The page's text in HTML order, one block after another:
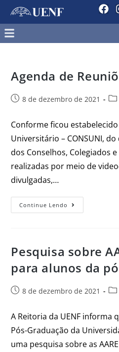
Agenda de
8 de dezembro de 2021
Conforme ficou
Universitário – CONSUNI,
dos Conselhos, Colegiados e
realizadas por meio de
divulgadas,…
Continue Lendo
Pesquisa sobre
para alunos da
8 de dezembro de 2021
A Reitoria da UENF informa
Pós-Graduação da
uma pesquisa sobre as